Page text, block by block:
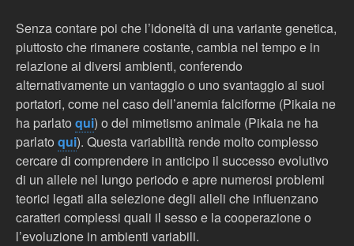
Senza contare poi che l’idoneità di una variante genetica,
piuttosto che rimanere costante, cambia nel tempo e in
relazione ai diversi ambienti, conferendo
alternativamente un vantaggio o uno svantaggio ai suoi
portatori, come nel caso dell’anemia falciforme (Pikaia ne
ha parlato qui) o del mimetismo animale (Pikaia ne ha
parlato qui). Questa variabilità rende molto complesso
cercare di comprendere in anticipo il successo evolutivo
di un allele nel lungo periodo e apre numerosi problemi
teorici legati alla selezione degli alleli che influenzano
caratteri complessi quali il sesso e la cooperazione o
l’evoluzione in ambienti variabili.